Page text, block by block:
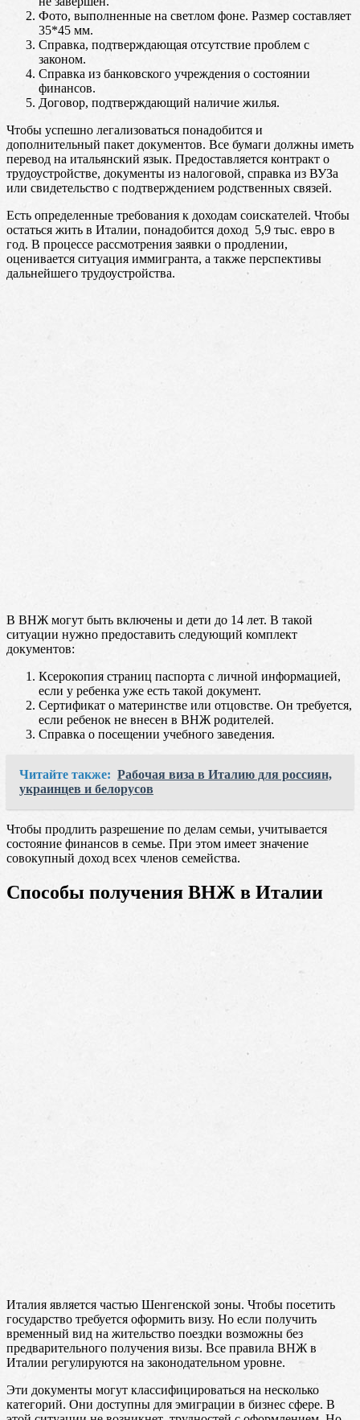
Фото, выполненные на светлом фоне. Размер составляет
35*45 мм.
Справка, подтверждающая отсутствие проблем с
законом.
Справка из банковского учреждения о состоянии
финансов.
Договор, подтверждающий наличие жилья.
Чтобы успешно легализоваться понадобится и
дополнительный пакет документов. Все бумаги должны иметь
перевод на итальянский язык. Предоставляется контракт о
трудоустройстве, документы из налоговой, справка из ВУЗа
или свидетельство с подтверждением родственных связей.
Есть определенные требования к доходам соискателей. Чтобы
остаться жить в Италии, понадобится доход 5,9 тыс. евро в
год. В процессе рассмотрения заявки о продлении,
оценивается ситуация иммигранта, а также перспективы
дальнейшего трудоустройства.
В ВНЖ могут быть включены и дети до 14 лет. В такой
ситуации нужно предоставить следующий комплект
документов:
Ксерокопия страниц паспорта с личной информацией,
если у ребенка уже есть такой документ.
Сертификат о материнстве или отцовстве. Он требуется,
если ребенок не внесен в ВНЖ родителей.
Справка о посещении учебного заведения.
Читайте также: Рабочая виза в Италию для россиян,
украинцев и белорусов
Чтобы продлить разрешение по делам семьи, учитывается
состояние финансов в семье. При этом имеет значение
совокупный доход всех членов семейства.
Способы получения ВНЖ в Италии
Италия является частью Шенгенской зоны. Чтобы посетить
государство требуется оформить визу. Но если получить
временный вид на жительство поездки возможны без
предварительного получения визы. Все правила ВНЖ в
Италии регулируются на законодательном уровне.
Эти документы могут классифицироваться на несколько
категорий. Они доступны для эмиграции в бизнес сфере. В